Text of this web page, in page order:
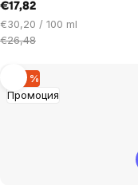
€17,82
Цена
за
€30,20 / 100 ml
€26,48
Промоция
–20 %